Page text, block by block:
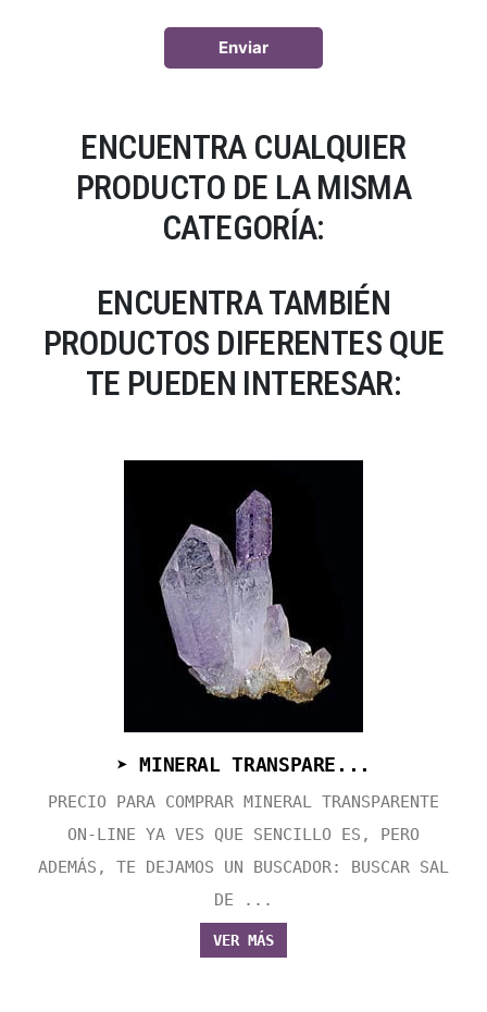
ENCUENTRA CUALQUIER
PRODUCTO DE LA MISMA
CATEGORÍA:
ENCUENTRA TAMBIÉN
PRODUCTOS DIFERENTES QUE
TE PUEDEN INTERESAR:
➤ MINERAL TRANSPARE...
PRECIO PARA COMPRAR MINERAL TRANSPARENTE
ON-LINE YA VES QUE SENCILLO ES, PERO
ADEMÁS, TE DEJAMOS UN BUSCADOR: BUSCAR SAL
DE ...
VER MÁS